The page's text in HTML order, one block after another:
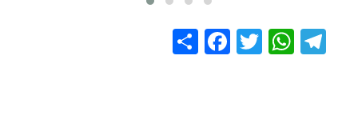
ShareFacebook
Twitter